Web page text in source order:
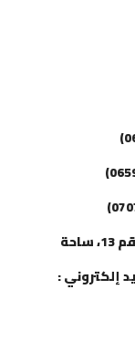
بلبريس، رقم 6، زنقة بيروت، الطابق الرابع، رقم 13، ساحة
، هاتف : 0530285088 ، بريد إلكتروني :